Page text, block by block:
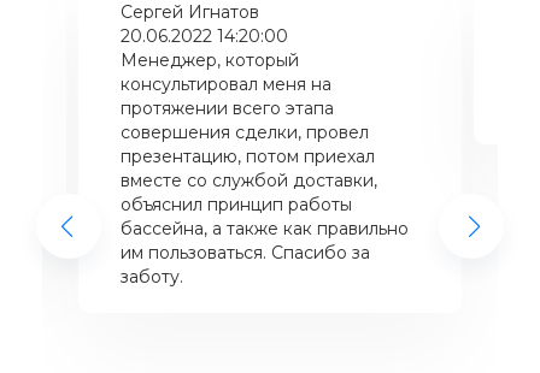
Сергей Игнатов
20.06.2022 14:20:00
Менеджер, который
консультировал меня на
протяжении всего этапа
совершения сделки, провел
презентацию, потом приехал
вместе со службой доставки,
объяснил принцип работы
бассейна, а также как правильно
им пользоваться. Спасибо за
заботу.